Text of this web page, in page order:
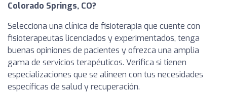
Colorado Springs, CO?
Selecciona una clínica de fisioterapia que cuente con
fisioterapeutas licenciados y experimentados, tenga
buenas opiniones de pacientes y ofrezca una amplia
gama de servicios terapéuticos. Verifica si tienen
especializaciones que se alineen con tus necesidades
específicas de salud y recuperación.